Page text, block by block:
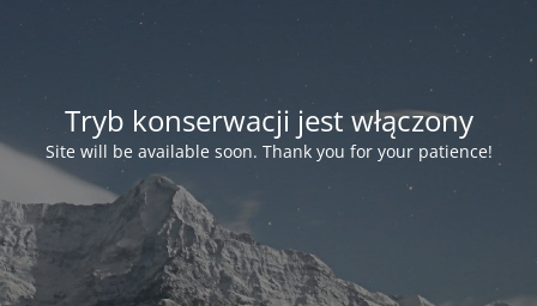
Tryb konserwacji jest włączony
Site will be available soon. Thank you for your patience!